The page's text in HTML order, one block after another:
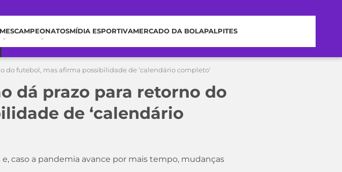
CAMPEONATOSMÍDIA ESPORTIVAMERCADO DA BOLAPALPITES
do futebol, mas afirma possibilidade de ‘calendário completo’
dá prazo para retorno do
de ‘calendário
caso a pandemia avance por mais tempo, mudanças